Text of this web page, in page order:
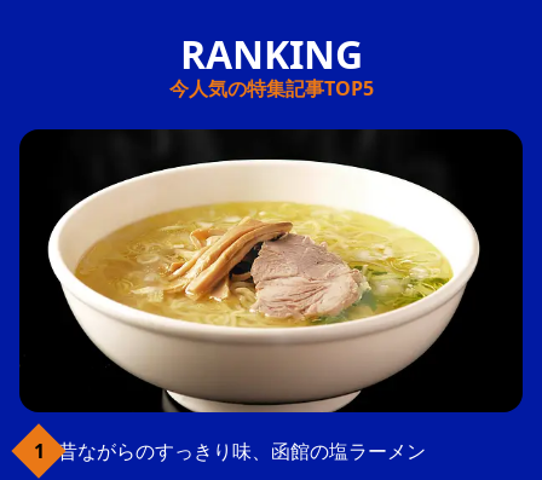
今人気の特集記事TOP5
昔ながらのすっきり味、函館の塩ラーメン